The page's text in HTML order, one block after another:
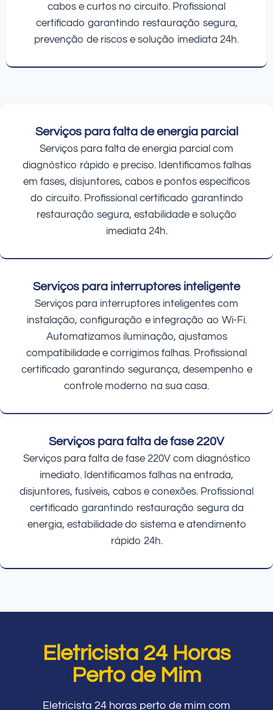
cabos e curtos no circuito. Profissional
certificado garantindo restauração segura,
prevenção de riscos e solução imediata 24h.
Serviços para falta de energia parcial
Serviços para falta de energia parcial com
diagnóstico rápido e preciso. Identificamos falhas
em fases, disjuntores, cabos e pontos específicos
do circuito. Profissional certificado garantindo
restauração segura, estabilidade e solução
imediata 24h.
Serviços para interruptores inteligente
Serviços para interruptores inteligentes com
instalação, configuração e integração ao Wi-Fi.
Automatizamos iluminação, ajustamos
compatibilidade e corrigimos falhas. Profissional
certificado garantindo segurança, desempenho e
controle moderno na sua casa.
Serviços para falta de fase 220V
Serviços para falta de fase 220V com diagnóstico
imediato. Identificamos falhas na entrada,
disjuntores, fusíveis, cabos e conexões. Profissional
certificado garantindo restauração segura da
energia, estabilidade do sistema e atendimento
rápido 24h.
Eletricista 24 Horas
Perto de Mim
Eletricista 24 horas perto de mim com